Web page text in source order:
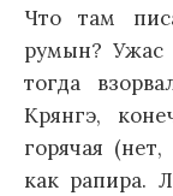
Что там
румын? Ужас
тогда
Крянгэ,
горячая
как рапира.